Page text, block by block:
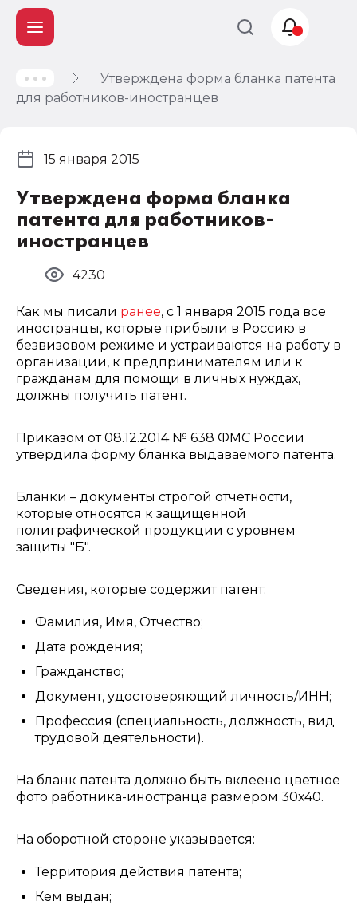
Утверждена форма бланка патента
для работников-иностранцев
Утверждена форма бланка
патента для работников-
иностранцев
15 января 2015
4230
Как мы писали ранее, с 1 января 2015 года все
иностранцы, которые прибыли в Россию в
безвизовом режиме и устраиваются на работу в
организации, к предпринимателям или к
гражданам для помощи в личных нуждах,
должны получить патент.
Приказом от 08.12.2014 № 638 ФМС России
утвердила форму бланка выдаваемого патента.
Бланки – документы строгой отчетности,
которые относятся к защищенной
полиграфической продукции с уровнем
защиты "Б".
Сведения, которые содержит патент:
Фамилия, Имя, Отчество;
Дата рождения;
Гражданство;
Документ, удостоверяющий личность/ИНН;
Профессия (специальность, должность, вид
трудовой деятельности).
На бланк патента должно быть вклеено цветное
фото работника-иностранца размером 30х40.
На оборотной стороне указывается:
Территория действия патента;
Кем выдан;
Учет и
налогообложение